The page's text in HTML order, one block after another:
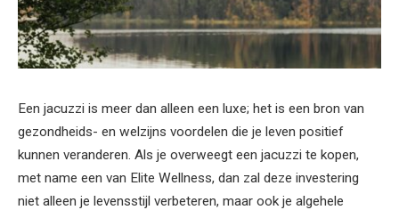
Een jacuzzi is meer dan alleen een luxe; het is een bron van
gezondheids- en welzijns voordelen die je leven positief
kunnen veranderen. Als je overweegt een jacuzzi te kopen,
met name een van Elite Wellness, dan zal deze investering
niet alleen je levensstijl verbeteren, maar ook je algehele